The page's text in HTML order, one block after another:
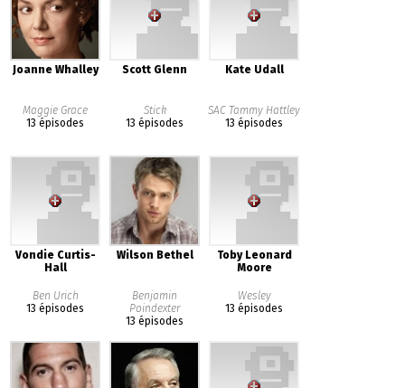
Joanne Whalley
Maggie Grace
13 épisodes
Scott Glenn
Stick
13 épisodes
Kate Udall
SAC Tammy Hattley
13 épisodes
Vondie Curtis-
Hall
Ben Urich
13 épisodes
Wilson Bethel
Benjamin
Poindexter
13 épisodes
Toby Leonard
Moore
Wesley
13 épisodes